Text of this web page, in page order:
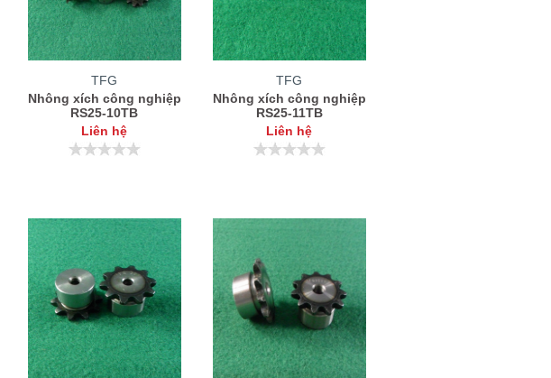
TFG
Nhông xích công nghiệp
RS25-10TB
Liên hệ
TFG
Nhông xích công nghiệp
RS25-11TB
Liên hệ